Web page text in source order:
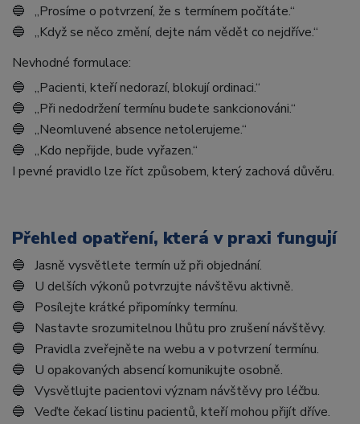
🔵 „Prosíme o potvrzení, že s termínem počítáte.“
🔵 „Když se něco změní, dejte nám vědět co nejdříve.“
Nevhodné formulace:
🔵 „Pacienti, kteří nedorazí, blokují ordinaci.“
🔵 „Při nedodržení termínu budete sankcionováni.“
🔵 „Neomluvené absence netolerujeme.“
🔵 „Kdo nepřijde, bude vyřazen.“
I pevné pravidlo lze říct způsobem, který zachová důvěru.
Přehled opatření, která v praxi fungují
🔵 Jasně vysvětlete termín už při objednání.
🔵 U delších výkonů potvrzujte návštěvu aktivně.
🔵 Posílejte krátké připomínky termínu.
🔵 Nastavte srozumitelnou lhůtu pro zrušení návštěvy.
🔵 Pravidla zveřejněte na webu a v potvrzení termínu.
🔵 U opakovaných absencí komunikujte osobně.
🔵 Vysvětlujte pacientovi význam návštěvy pro léčbu.
🔵 Veďte čekací listinu pacientů, kteří mohou přijít dříve.